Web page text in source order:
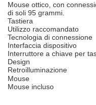
Mouse ottico, con
di soli 95 grammi.
Tastiera
Utilizzo raccomandato
Tecnologia di connessione
Interfaccia dispositivo
Interruttore a chiave per
Design
Retroilluminazione
Mouse
Mouse incluso